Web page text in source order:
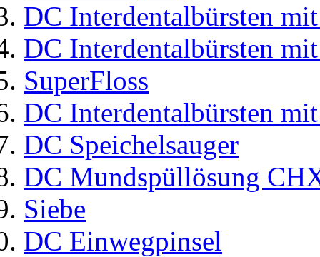
DC Interdentalbürsten
DC Interdentalbürsten
SuperFloss
DC Interdentalbürsten
DC Speichelsauger
DC Mundspüllösung
Siebe
DC Einwegpinsel